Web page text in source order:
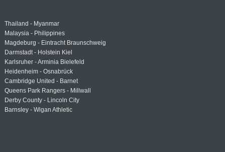
Thailand - Myanmar
Malaysia - Philippines
Magdeburg - Eintracht Braunschweig
Darmstadt - Holstein Kiel
Karlsruher - Arminia Bielefeld
Heidenheim - Osnabrück
Cambridge United - Barnet
Queens Park Rangers - Millwall
Derby County - Lincoln City
Barnsley - Wigan Athletic